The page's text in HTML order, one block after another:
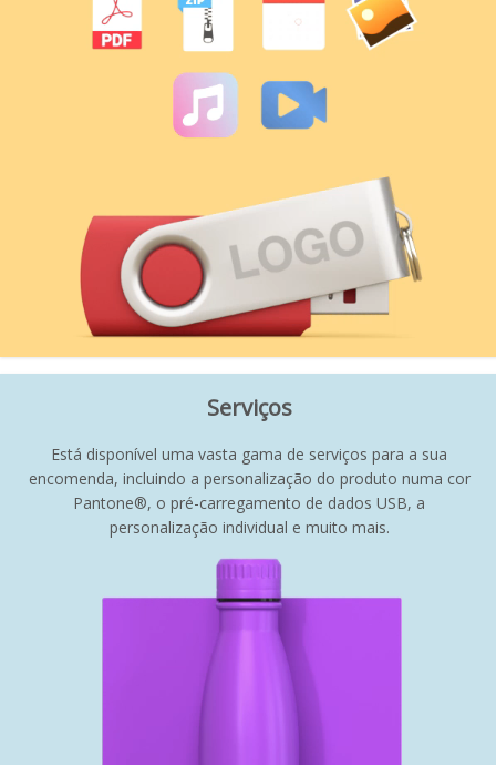
Serviços
Está disponível uma vasta gama de serviços para a sua
encomenda, incluindo a personalização do produto numa cor
Pantone®, o pré-carregamento de dados USB, a
personalização individual e muito mais.